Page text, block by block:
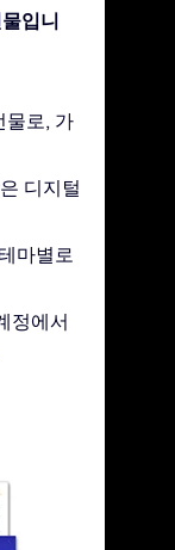
입니
물로, 가
디지털
마별로
정에서